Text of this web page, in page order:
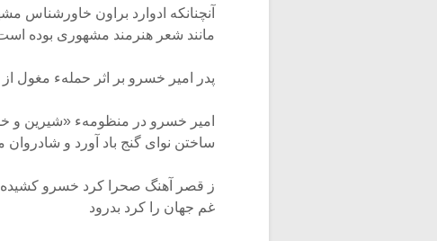
آنچنانکه ادوارد براون
مانند شعر هنرمند مشهوری بوده
پدر امیر خسرو بر اثر حملهء مغول از
امیر خسرو در منظومهء «شیرین و
ساختن نوای گنج باد آورد و
ز قصر آهنگ صحرا کرد خسرو کشیده
غم جهان را کرد بدرود